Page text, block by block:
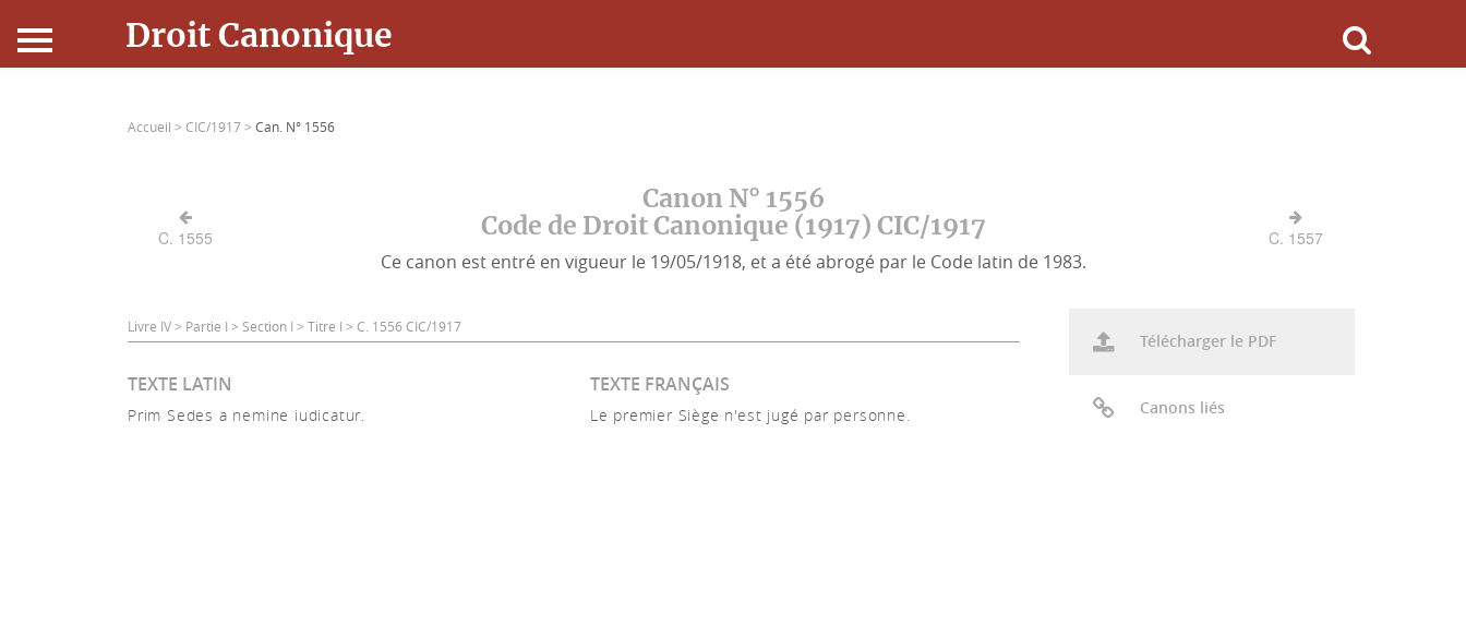
Droit Canonique
Connexion
Accueil > CIC/1917 > Can. N° 1556
C. 1555
Canon N° 1556
Code de Droit Canonique (1917) CIC/1917
Ce canon est entré en vigueur le 19/05/1918, et a été abrogé par le Code latin de 1983.
C. 1557
Livre IV > Partie I > Section I > Titre I > C. 1556 CIC/1917
TEXTE LATIN
Prim Sedes a nemine iudicatur.
TEXTE FRANÇAIS
Le premier Siège n'est jugé par personne.
Télécharger le PDF
Canons liés